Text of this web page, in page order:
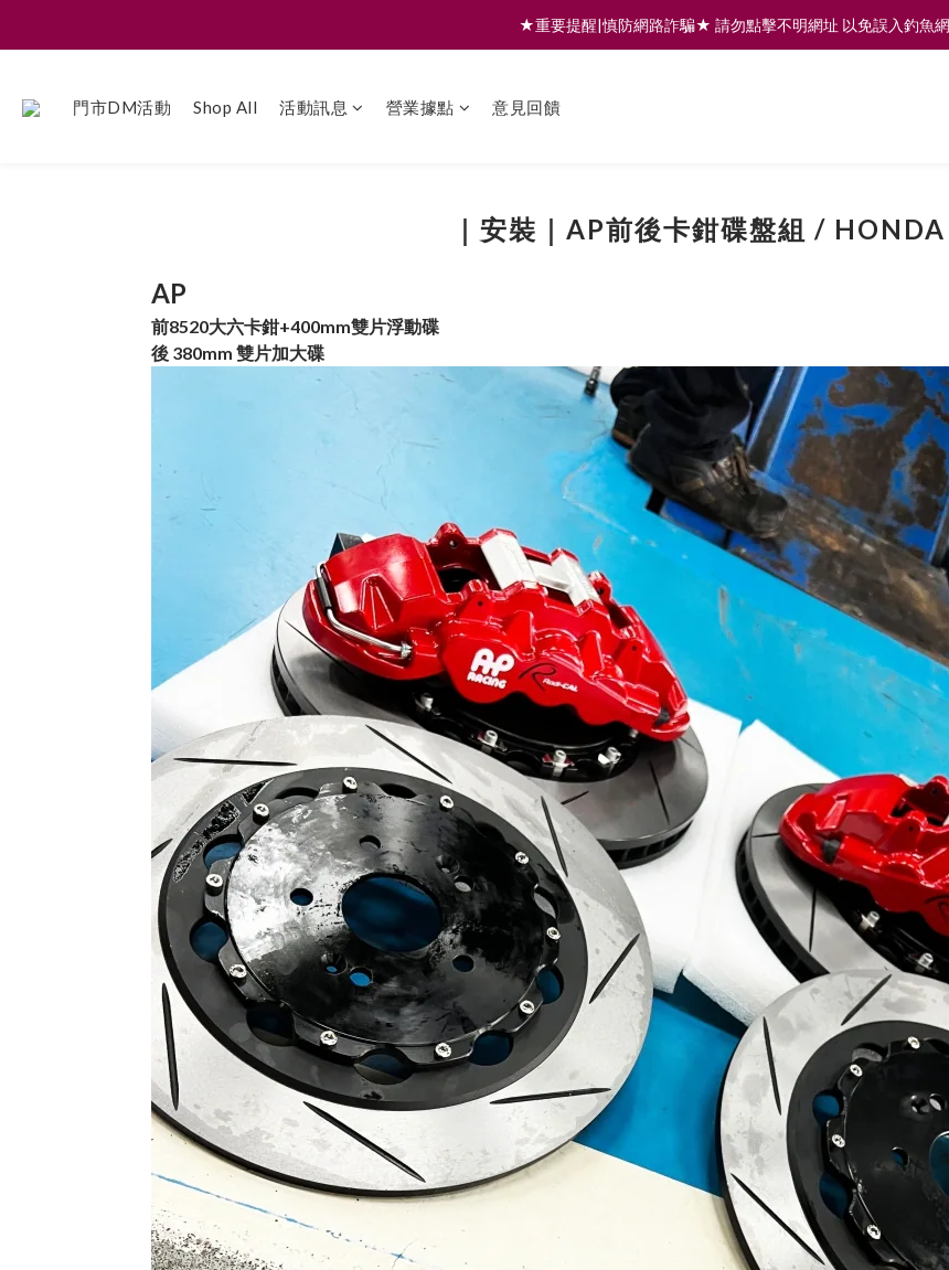
註冊會員享200元購物金 | 全館滿999免運 | 可門市取貨/安裝
★重要提醒|慎防網路詐騙★ 請勿點擊不明網址 以免誤入釣魚
門市DM活動 Shop All 活動訊息 營業據點 意見回饋
｜安裝｜AP前後卡鉗碟盤組 /
AP
前8520大六卡鉗+400mm雙片浮動碟
後 380mm 雙片加大碟